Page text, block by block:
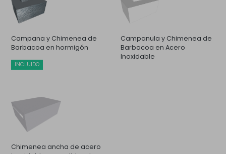
Campana y Chimenea de
Barbacoa en hormigón
INCLUIDO
Campanula y Chimenea de
Barbacoa en Acero
Inoxidable
Chimenea ancha de acero